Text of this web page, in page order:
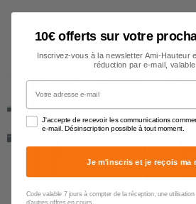
Poker collection
E
N
S
T
O
C
K E
N
S
T
O
C
10€ offerts sur votre
Inscrivez-vous à la newsletter Ami-Hauteur
réduction par e-mail, valable
Votre adresse e-mail
J'accepte de recevoir les communications
e-mail. Désinscription possible à tout moment.
Je m'inscris et je reçois ma
Code valable 7 jours à compter de la réception, une